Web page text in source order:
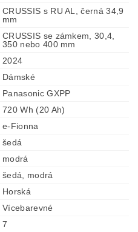
CRUSSIS s RU AL, černá 34,9
mm
CRUSSIS se zámkem, 30,4,
350 nebo 400 mm
2024
Dámské
Panasonic GXPP
720 Wh (20 Ah)
e-Fionna
šedá
modrá
šedá, modrá
Horská
Vícebarevné
7